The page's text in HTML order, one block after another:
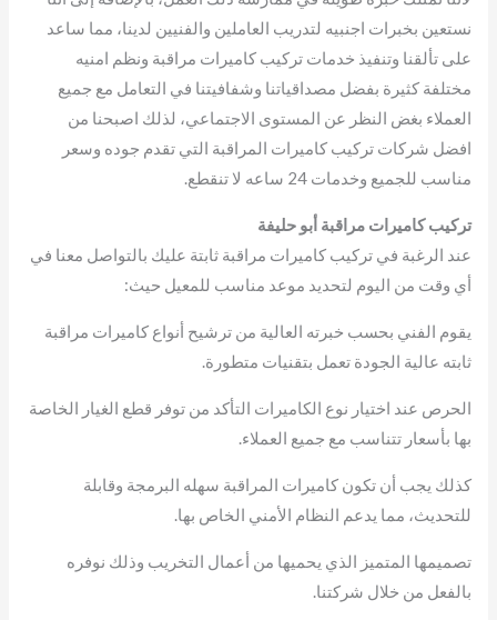
نستعين بخبرات اجنبيه لتدريب العاملين والفنيين لدينا، مما ساعد
على تألقنا وتنفيذ خدمات تركيب كاميرات مراقبة ونظم امنيه
مختلفة كثيرة بفضل مصداقياتنا وشفافيتنا في التعامل مع جميع
العملاء بغض النظر عن المستوى الاجتماعي، لذلك اصبحنا من
افضل شركات تركيب كاميرات المراقبة التي تقدم جوده وسعر
مناسب للجميع وخدمات 24 ساعه لا تنقطع.
تركيب كاميرات مراقبة أبو حليفة
عند الرغبة في تركيب كاميرات مراقبة ثابتة عليك بالتواصل معنا في
أي وقت من اليوم لتحديد موعد مناسب للمعيل حيث:
يقوم الفني بحسب خبرته العالية من ترشيح أنواع كاميرات مراقبة
ثابته عالية الجودة تعمل بتقنيات متطورة.
الحرص عند اختيار نوع الكاميرات التأكد من توفر قطع الغيار الخاصة
بها بأسعار تتناسب مع جميع العملاء.
كذلك يجب أن تكون كاميرات المراقبة سهله البرمجة وقابلة
للتحديث، مما يدعم النظام الأمني الخاص بها.
تصميمها المتميز الذي يحميها من أعمال التخريب وذلك نوفره
بالفعل من خلال شركتنا.